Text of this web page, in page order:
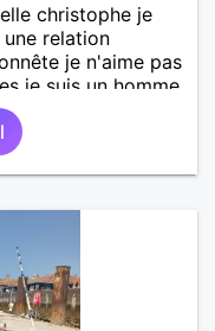
christophe je
relation
je n'aime pas
je suis un homme
n'habite pas à
l'OM je suis du